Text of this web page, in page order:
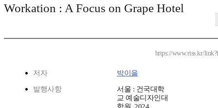
Workation : A Focus on Grape Hotel
https://www.riss.kr/
저자 박이을
발행사항
서울 : 건국대학
교 예술디자인대